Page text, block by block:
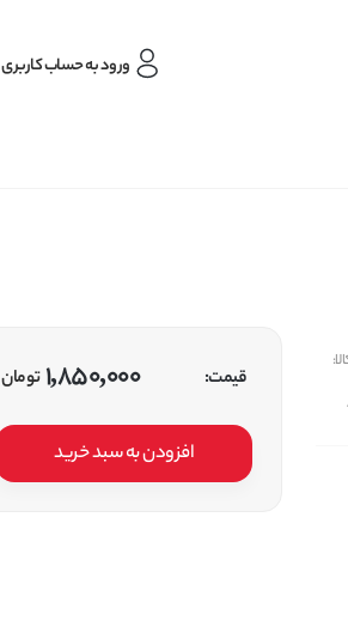
ورود به حساب کاربری
قیمت: 1,850,000 تومان
افزودن به سبد خرید